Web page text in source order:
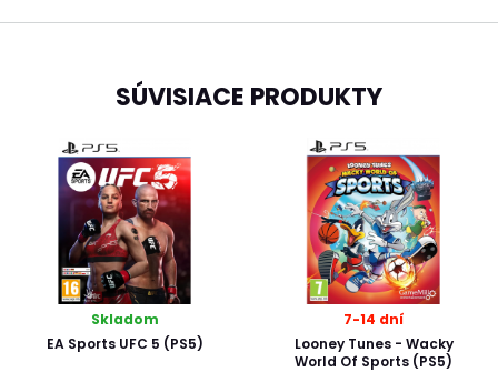
SÚVISIACE PRODUKTY
Skladom
EA Sports UFC 5 (PS5)
7-14 dní
Looney Tunes - Wacky
World Of Sports (PS5)